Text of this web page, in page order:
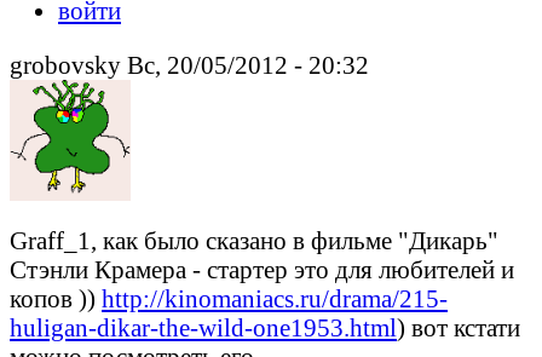
войти
grobovsky Вс, 20/05/2012 - 20:32
Graff_1, как было сказано в фильме "Дикарь"
Стэнли Крамера - стартер это для любителей и
копов )) http://kinomaniacs.ru/drama/215-
huligan-dikar-the-wild-one1953.html) вот кстати